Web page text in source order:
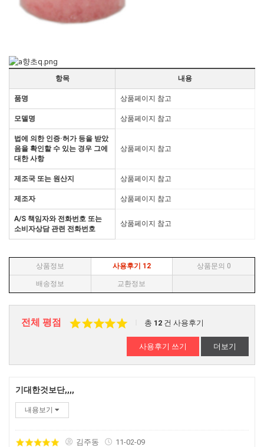
항목 내용
품명 상품페이지 참고
모델명 상품페이지 참고
법에 의한 인증·허가 등을 받았
음을 확인할 수 있는 경우 그에
대한 사항
상품페이지 참고
제조국 또는 원산지 상품페이지 참고
제조자 상품페이지 참고
A/S 책임자와 전화번호 또는
소비자상담 관련 전화번호
상품페이지 참고
상품정보 사용후기 12 상품문의 0
배송정보 교환정보
전체 평점 총 12 건 사용후기
사용후기 쓰기 더보기
기대한것보단,,,,
내용보기
김주동 11-02-09